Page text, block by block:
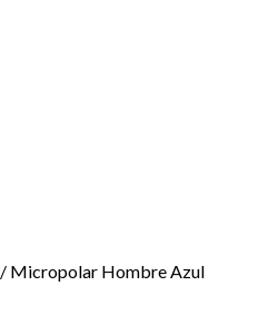
/ Micropolar Hombre Azul